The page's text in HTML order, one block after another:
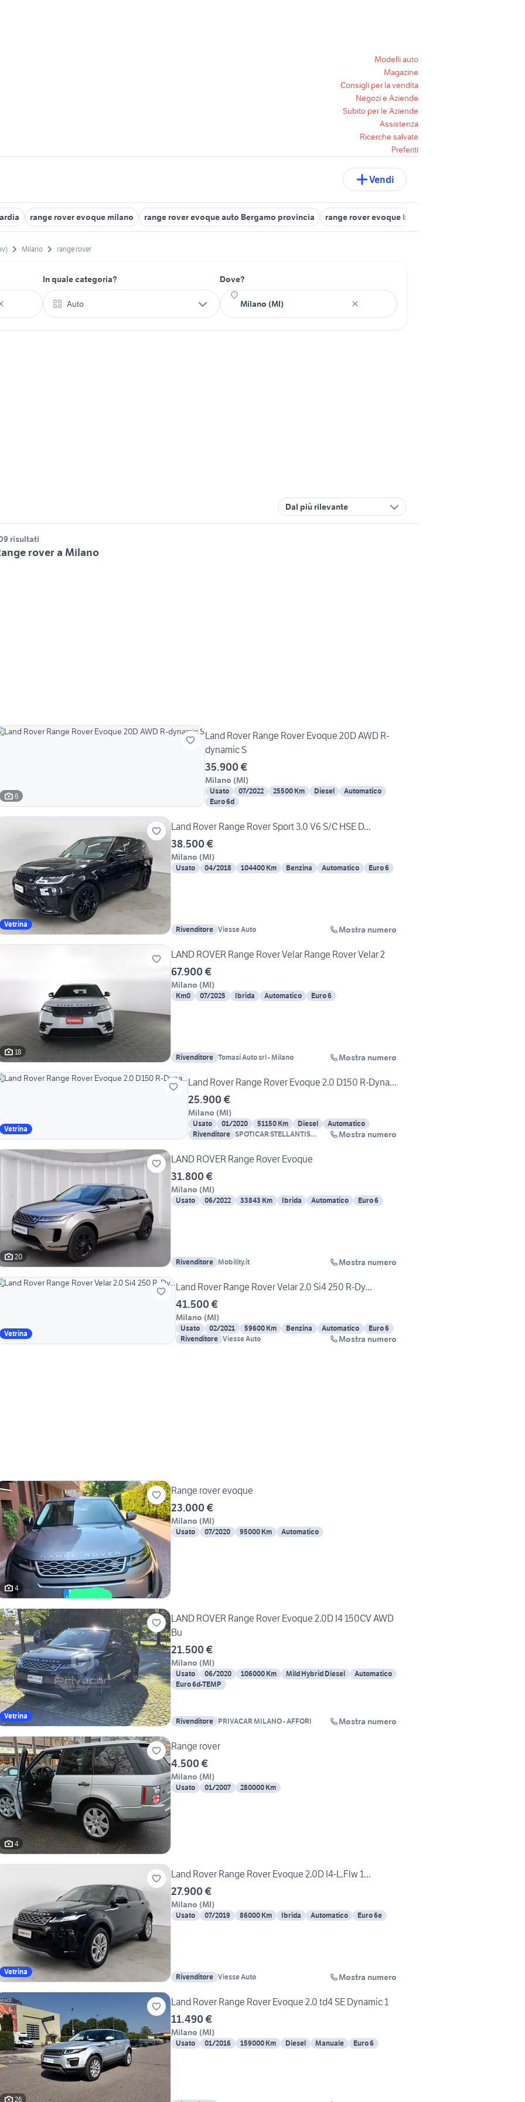
Modelli auto
Magazine
Consigli per la vendita
Negozi e Aziende
Subito per le Aziende
Assistenza
Ricerche salvate
Preferiti
Vendi
range rover evoque milano range rover evoque auto Bergamo provincia range rover evoque brescia
Milano range rover
In quale categoria?
Auto
Dove?
Dal più rilevante
risultati
rover a Milano
6
Land Rover Range Rover Evoque 20D AWD R-
dynamic S
35.900 €
Milano (MI)
Usato 07/2022 25500 Km Diesel
Automatico
Euro 6d
Vetrina
Land Rover Range Rover Sport 3.0 V6 S/C HSE D...
38.500 €
Milano (MI)
Usato 04/2018 104400 Km Benzina Automatico Euro 6
Rivenditore Viesse Auto Mostra numero
18
LAND ROVER Range Rover Velar Range Rover Velar 2
67.900 €
Milano (MI)
Km0 07/2025 Ibrida Automatico Euro 6
Rivenditore Tomasi Auto srl - Milano Mostra numero
Vetrina
Land Rover Range Rover Evoque 2.0 D150 R-Dyna...
25.900 €
Milano (MI)
Usato 01/2020 51150 Km Diesel
Automatico
Rivenditore SPOTICAR STELLANTIS
Mostra numero
20
LAND ROVER Range Rover Evoque
31.800 €
Milano (MI)
Usato 06/2022 33843 Km Ibrida Automatico Euro 6
Rivenditore Mobility.it Mostra numero
Vetrina
Land Rover Range Rover Velar 2.0 Si4 250 R-Dy...
41.500 €
Milano (MI)
Usato 02/2021 59600 Km Benzina Automatico
Euro 6
Rivenditore Viesse Auto Mostra numero
4
Range rover evoque
23.000 €
Milano (MI)
Usato 07/2020 95000 Km Automatico
Vetrina
LAND ROVER Range Rover Evoque 2.0D I4 150CV AWD
Bu
21.500 €
Milano (MI)
Usato 06/2020 106000 Km Mild Hybrid Diesel
Automatico
Euro 6d-TEMP
Rivenditore PRIVACAR MILANO - AFFORI Mostra numero
4
Range rover
4.500 €
Milano (MI)
Usato 01/2007 280000 Km
Vetrina
Land Rover Range Rover Evoque 2.0D I4-L.Flw 1...
27.900 €
Milano (MI)
Usato 07/2019 86000 Km Ibrida Automatico Euro 6e
Rivenditore Viesse Auto Mostra numero
26
Land Rover Range Rover Evoque 2.0 td4 SE Dynamic 1
11.490 €
Milano (MI)
Usato 01/2016 159000 Km Diesel Manuale Euro 6